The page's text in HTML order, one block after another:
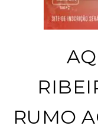
RUMO